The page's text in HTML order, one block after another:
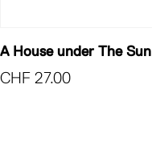
A House under The Sun
CHF 27.00